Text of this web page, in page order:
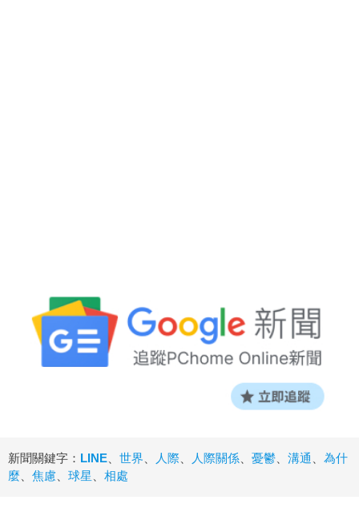
新聞關鍵字： LINE 世界 人際 人際關係 憂鬱 溝通
為什
麼
焦慮 球星 相處